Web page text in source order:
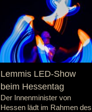
Lemmis LED-Show
beim Hessentag
Der Innenminister von
Hessen lädt im Rahmen des